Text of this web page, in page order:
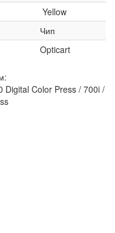
Yellow
Чип
Opticart
Digital Color Press / 700i /